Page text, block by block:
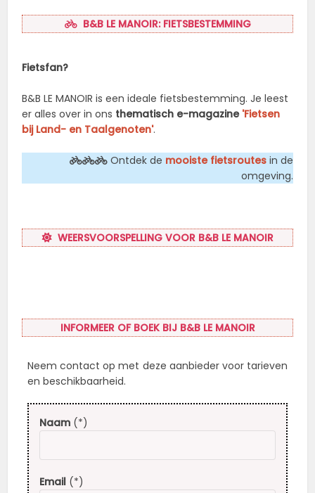
B&B LE MANOIR: FIETSBESTEMMING
Fietsfan?
B&B LE MANOIR is een ideale fietsbestemming. Je leest
er alles over in ons thematisch e-magazine 'Fietsen
bij Land- en Taalgenoten'.
Ontdek de mooiste fietsroutesin de
omgeving.
WEERSVOORSPELLING VOOR B&B LE MANOIR
INFORMEER OF BOEK BIJ B&B LE MANOIR
Neem contact op met deze aanbieder voor tarieven
en beschikbaarheid.
Naam(*)
Email(*)